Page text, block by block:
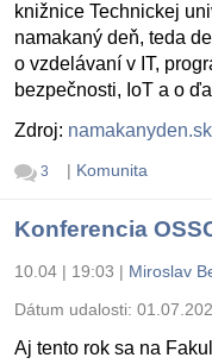
knižnice Technickej
namakaný deň, teda
o vzdelávaní v IT,
bezpečnosti, IoT a o
Zdroj: namakanyden.sk
3 | Komunita
Konferencia
10.04 | 19:03 | Miroslav
Dátum udalosti:
Aj tento rok sa na